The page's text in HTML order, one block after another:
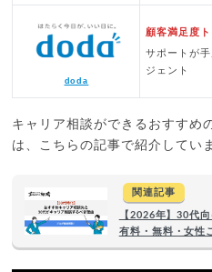
doda
顧客満足度
サポートが
ジェント
キャリア相談ができるおすすめ
は、こちらの記事で紹介してい
関連記事
【2026年】30代
有料・無料・女性